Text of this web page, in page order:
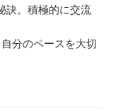
訣。積極的に交流
分のペースを大切